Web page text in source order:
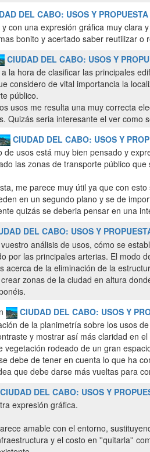
DEL CABO: USOS Y PROPUESTA
con una expresión gráfica muy clara
bonito y acertado saber reutilizar
CIUDAD DEL CABO: USOS Y
la hora de clasificar las principales
considero de vital importancia la
público.
usos me resulta una muy correcta
Quizás seria interesante el ver
CIUDAD DEL CABO: USOS Y
de usos está muy bien pensado y
las zonas de transporte público
me parece muy útil ya que con
en un segundo plano y se de
quizás se deberia pensar en una
DEL CABO: USOS Y
análisis de usos, cómo se
por las principales arterias. El modo
acerca de la eliminación de la
zonas de la ciudad en altura
CIUDAD DEL CABO: USOS Y
de la planimetría sobre los usos
y mostrar así más claridad en
vegetación rodeado de un gran
debe de tener en cuenta lo que ha
que debe darse más vueltas para
CIUDAD DEL CABO: USOS Y
expresión gráfica.
amable con el entorno,
y el costo en ''quitarla''